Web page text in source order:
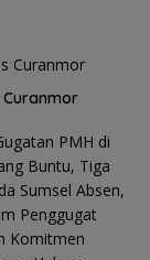
Curanmor